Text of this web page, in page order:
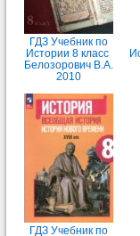
ГДЗ Учебник по
Истории 8 класс
Белозорович В.А.
2010
ГДЗ Учебник по